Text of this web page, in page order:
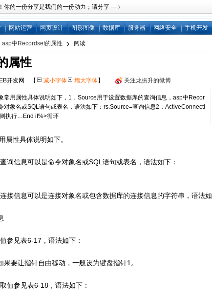
的一份分享是我们的一份动力；请分享 ---﹥
网站运营 网页设计 图形图像 数据库 服务器 网络安全 手机开发
asp中Recordset的属性 阅读
属性
开发网 【 减小字体 增大字体】 关注龙振升的微博
常用属性具体说明如下，1．Source用于设置数据库的查询信息，asp中Recor
对象名或SQL语句或表名，语法如下：rs.Source=查询信息2．ActiveConnecti
执行…End if%>循环
属性具体说明如下。
询信息可以是命令对象名或SQL语句或表名，语法如下：
接信息可以是连接对象名或包含数据库的连接信息的字符串，语法如
参见表6-17，语法如下：
要让指针自由移动，一般设为键盘指针1。
值参见表6-18，语法如下：